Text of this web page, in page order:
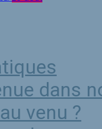
dans
venu ?